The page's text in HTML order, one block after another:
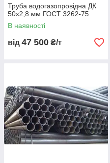
Труба водогазопровідна ДК
50х2,8 мм ГОСТ 3262-75
В наявності
від 47 500 ₴/т